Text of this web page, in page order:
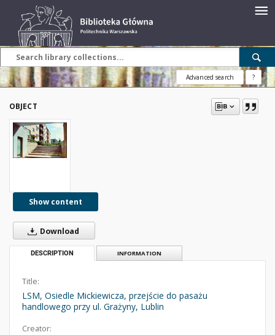
Advanced search ?
OBJECT
Show content
Download
DESCRIPTION INFORMATION
Title:
LSM, Osiedle Mickiewicza, przejście do pasażu
handlowego przy ul. Grażyny, Lublin
Creator: